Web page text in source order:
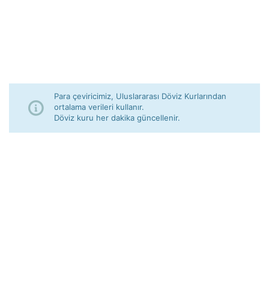
Para çeviricimiz, Uluslararası Döviz Kurlarından
ortalama verileri kullanır.
Döviz kuru her dakika güncellenir.